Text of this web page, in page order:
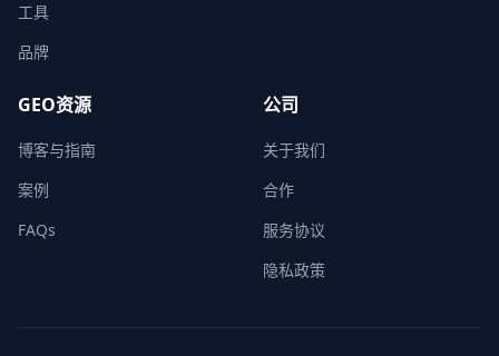
工具
品牌
GEO资源
博客与指南
案例
FAQs
公司
关于我们
合作
服务协议
隐私政策